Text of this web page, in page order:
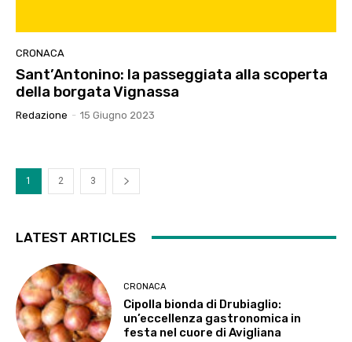
CRONACA
Sant’Antonino: la passeggiata alla scoperta
della borgata Vignassa
Redazione - 15 Giugno 2023
1 2 3
LATEST ARTICLES
CRONACA
Cipolla bionda di Drubiaglio:
un’eccellenza gastronomica in
festa nel cuore di Avigliana